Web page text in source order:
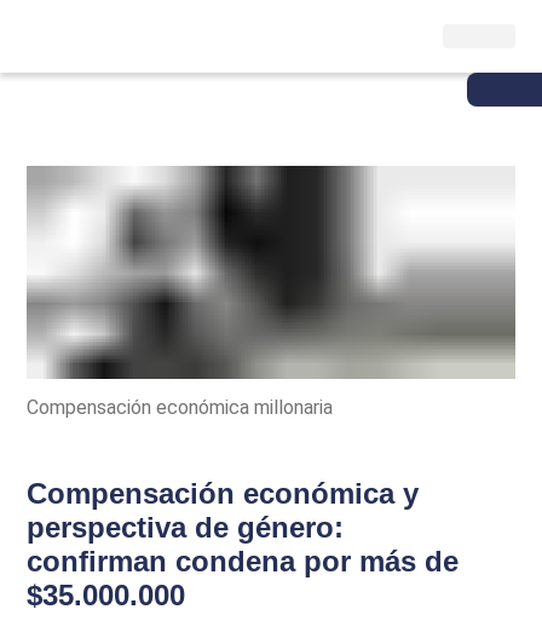
Compensación económica millonaria
Compensación económica y
perspectiva de género:
confirman condena por más de
$35.000.000